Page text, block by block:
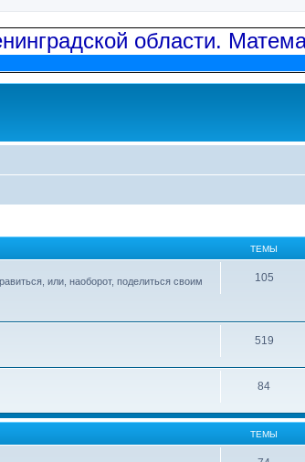
области.
ТЕМЫ
или, наоборот, поделиться своим
105
519
84
ТЕМЫ